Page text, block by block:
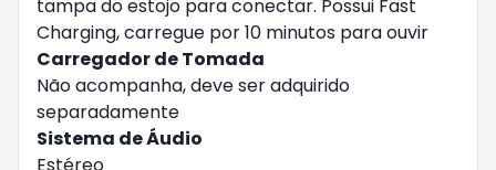
tampa do estojo para conectar. Possui Fast
Charging, carregue por 10 minutos para ouvir
Carregador de Tomada
Não acompanha, deve ser adquirido
separadamente
Sistema de Áudio